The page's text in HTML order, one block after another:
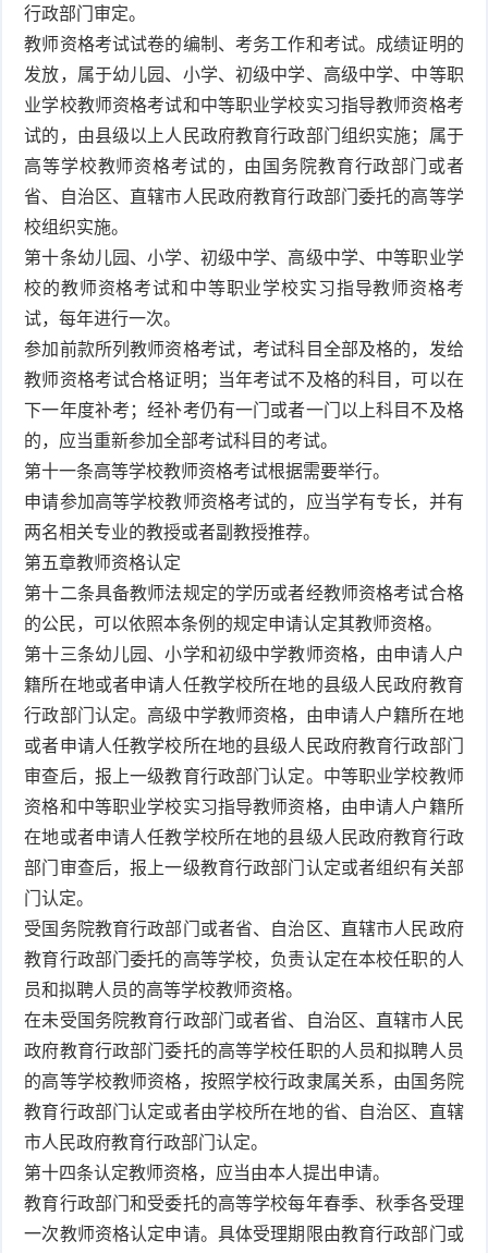
行政部门审定。
教师资格考试试卷的编制、考务工作和考试。成绩证明的
发放，属于幼儿园、小学、初级中学、高级中学、中等职
业学校教师资格考试和中等职业学校实习指导教师资格考
试的，由县级以上人民政府教育行政部门组织实施；属于
高等学校教师资格考试的，由国务院教育行政部门或者
省、自治区、直辖市人民政府教育行政部门委托的高等学
校组织实施。
第十条幼儿园、小学、初级中学、高级中学、中等职业学
校的教师资格考试和中等职业学校实习指导教师资格考
试，每年进行一次。
参加前款所列教师资格考试，考试科目全部及格的，发给
教师资格考试合格证明；当年考试不及格的科目，可以在
下一年度补考；经补考仍有一门或者一门以上科目不及格
的，应当重新参加全部考试科目的考试。
第十一条高等学校教师资格考试根据需要举行。
申请参加高等学校教师资格考试的，应当学有专长，并有
两名相关专业的教授或者副教授推荐。
第五章教师资格认定
第十二条具备教师法规定的学历或者经教师资格考试合格
的公民，可以依照本条例的规定申请认定其教师资格。
第十三条幼儿园、小学和初级中学教师资格，由申请人户
籍所在地或者申请人任教学校所在地的县级人民政府教育
行政部门认定。高级中学教师资格，由申请人户籍所在地
或者申请人任教学校所在地的县级人民政府教育行政部门
审查后，报上一级教育行政部门认定。中等职业学校教师
资格和中等职业学校实习指导教师资格，由申请人户籍所
在地或者申请人任教学校所在地的县级人民政府教育行政
部门审查后，报上一级教育行政部门认定或者组织有关部
门认定。
受国务院教育行政部门或者省、自治区、直辖市人民政府
教育行政部门委托的高等学校，负责认定在本校任职的人
员和拟聘人员的高等学校教师资格。
在未受国务院教育行政部门或者省、自治区、直辖市人民
政府教育行政部门委托的高等学校任职的人员和拟聘人员
的高等学校教师资格，按照学校行政隶属关系，由国务院
教育行政部门认定或者由学校所在地的省、自治区、直辖
市人民政府教育行政部门认定。
第十四条认定教师资格，应当由本人提出申请。
教育行政部门和受委托的高等学校每年春季、秋季各受理
一次教师资格认定申请。具体受理期限由教育行政部门或